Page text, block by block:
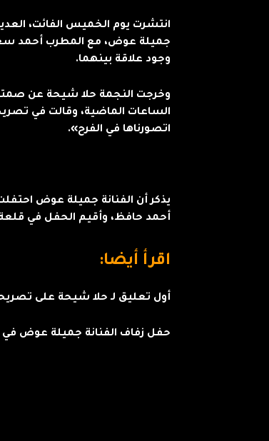
انتشرت يوم الخميس الفائت،
جميلة عوض، مع المطرب أحمد
وجود علاقة بينهما.
وخرجت النجمة حلا شيحة عن
الساعات الماضية، وقالت في
اتصورناها في الفرح».
يذكر أن الفنانة جميلة عوض
أحمد حافظ، وأقيم الحفل في
اقرأ أيضا:
أول تعليق لـ حلا شيحة على
حفل زفاف الفنانة جميلة عوض في